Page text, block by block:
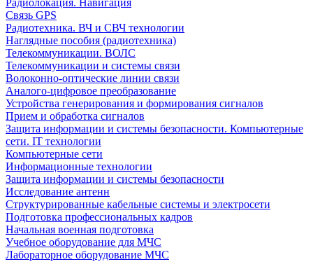
Радиолокация. Навигация
Связь GPS
Радиотехника. ВЧ и СВЧ технологии
Наглядные пособия (радиотехника)
Телекоммуникации. ВОЛС
Телекоммуникации и системы связи
Волоконно-оптические линии связи
Аналого-цифровое преобразование
Устройства генерирования и формирования сигналов
Прием и обработка сигналов
Защита информации и системы безопасности. Компьютерные
сети. IT технологии
Компьютерные сети
Информационные технологии
Защита информации и системы безопасности
Исследование антенн
Структурированные кабельные системы и электросети
Подготовка профессиональных кадров
Начальная военная подготовка
Учебное оборудование для МЧС
Лабораторное оборудование МЧС